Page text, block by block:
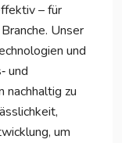
– für
Unser
und
und
nachhaltig zu
um